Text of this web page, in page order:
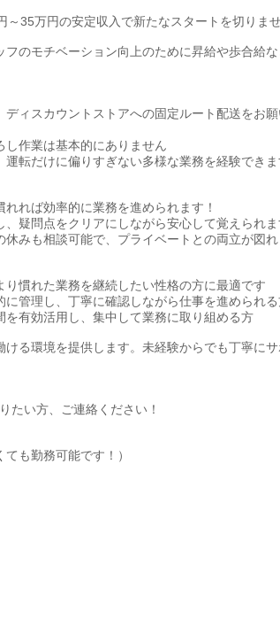
35万円の安定収入で新たなスタートを切りませ
のモチベーション向上のために昇給や歩合給
ィスカウントストアへの固定ルート配送をお
し作業は基本的にありません
転だけに偏りすぎない多様な業務を経験できま
れば効率的に業務を進められます！
疑問点をクリアにしながら安心して覚えられま
みも相談可能で、プライベートとの両立が図れ
慣れた業務を継続したい性格の方に最適です
管理し、丁寧に確認しながら仕事を進められ
有効活用し、集中して業務に取り組める方
る環境を提供します。未経験からでも丁寧に
たい方、ご連絡ください！
も勤務可能です！）